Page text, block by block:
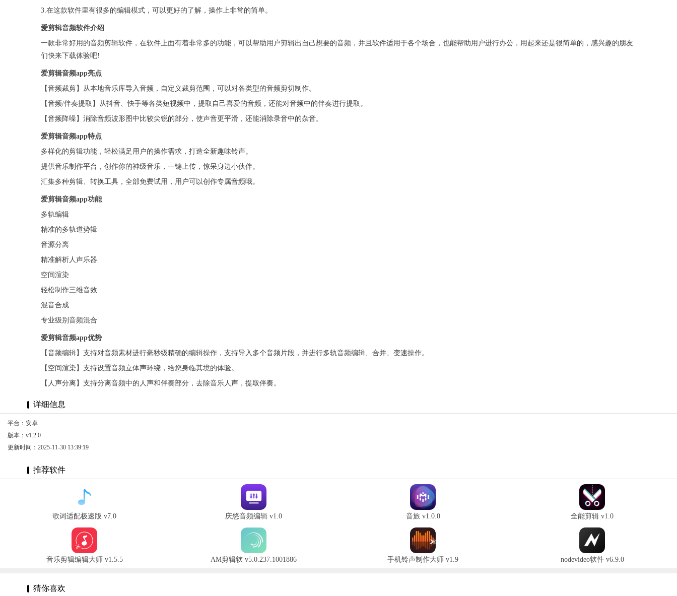
3.在这款软件里有很多的编辑模式，可以更好的了解，操作上非常的简单。
爱剪辑音频软件介绍
一款非常好用的音频剪辑软件，在软件上面有着非常多的功能，可以帮助用户剪辑出自己想要的音频，并且软件适用于各个场合，也能帮助用户进行办公，用起来还是很简单的，感兴趣的朋友
们快来下载体验吧!
爱剪辑音频app亮点
【音频裁剪】从本地音乐库导入音频，自定义裁剪范围，可以对各类型的音频剪切制作。
【音频/伴奏提取】从抖音、快手等各类短视频中，提取自己喜爱的音频，还能对音频中的伴奏进行提取。
【音频降噪】消除音频波形图中比较尖锐的部分，使声音更平滑，还能消除录音中的杂音。
爱剪辑音频app特点
多样化的剪辑功能，轻松满足用户的操作需求，打造全新趣味铃声。
提供音乐制作平台，创作你的神级音乐，一键上传，惊呆身边小伙伴。
汇集多种剪辑、转换工具，全部免费试用，用户可以创作专属音频哦。
爱剪辑音频app功能
多轨编辑
精准的多轨道势辑
音源分离
精准解析人声乐器
空间渲染
轻松制作三维音效
混音合成
专业级别音频混合
爱剪辑音频app优势
【音频编辑】支持对音频素材进行毫秒级精确的编辑操作，支持导入多个音频片段，并进行多轨音频编辑、合并、变速操作。
【空间渲染】支持设置音频立体声环绕，给您身临其境的体验。
【人声分离】支持分离音频中的人声和伴奏部分，去除音乐人声，提取伴奏。
详细信息
平台：安卓
版本：v1.2.0
更新时间：2025-11-30 13:39:19
推荐软件
歌词适配极速版 v7.0 庆悠音频编辑 v1.0 音旅 v1.0.0 全能剪辑 v1.0
音乐剪辑编辑大师 v1.5.5 AM剪辑软 v5.0.237.1001886 手机铃声制作大师 v1.9 nodevideo软件 v6.9.0
猜你喜欢